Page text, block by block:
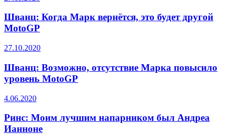
Шванц: Когда Марк вернётся, это будет другой
MotoGP
27.10.2020
Шванц: Возможно, отсутствие Марка повысило
уровень MotoGP
4.06.2020
Ринс: Моим лучшим напарником был Андреа
Ианноне